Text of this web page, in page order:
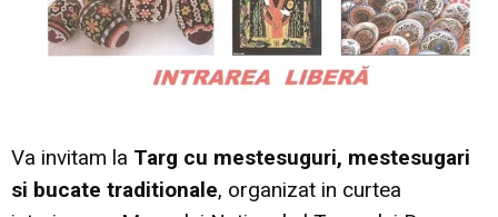
Va invitam la Targ cu mestesuguri, mestesugari
si bucate traditionale, organizat in curtea